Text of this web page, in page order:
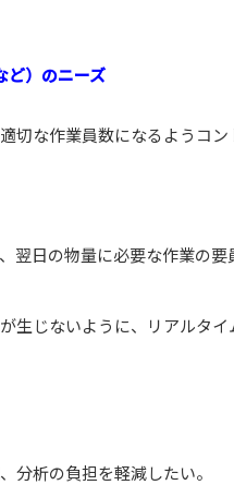
ど）のニーズ
切な作業員数になるようコン
翌日の物量に必要な作業の要
生じないように、リアルタ
分析の負担を軽減したい。